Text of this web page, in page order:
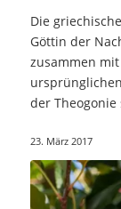
Die
Göttin der
zusammen
der
23. März 2017